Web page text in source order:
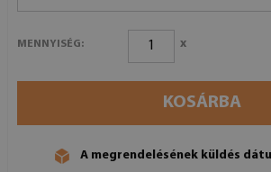
MENNYISÉG: x
KOSÁRBA
A megrendelésének küldés